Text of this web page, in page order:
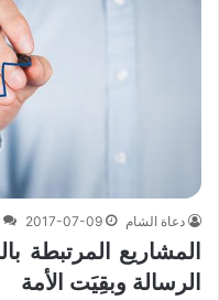
دعاة الشام 2017-07-09
المشاريع المرتبطة
الرسالة وبقِيَت الأمة